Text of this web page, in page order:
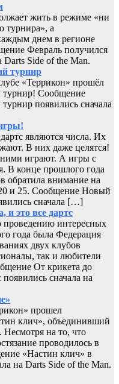
жить в режиме «ни
турнира», а
днем в регионе
Февраль получился
Side of the Man.
турнир
«Террикон» прошёл
турнир! Сообщение
появились сначала
являются числа. Их
В них даже целятся!
играют. А игры с
В конце прошлого года
обратила внимание на
20 и 25. Сообщение Новый
сначала […]
и это все дартс
интересных
года была Федерация
двух клубов
так и любители
От крикета до
появились сначала на
прошел
клич», объединивший
на то, что
проводилось в
«Настин клич» в
на Darts Side of the Man.